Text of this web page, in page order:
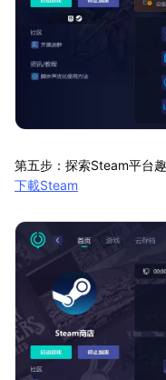
第五步：探索Steam平台
下載Steam